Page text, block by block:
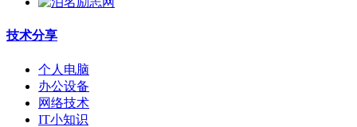
技术分享
个人电脑
办公设备
网络技术
IT小知识